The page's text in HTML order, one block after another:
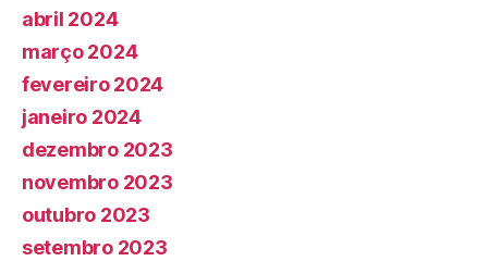
abril 2024
março 2024
fevereiro 2024
janeiro 2024
dezembro 2023
novembro 2023
outubro 2023
setembro 2023